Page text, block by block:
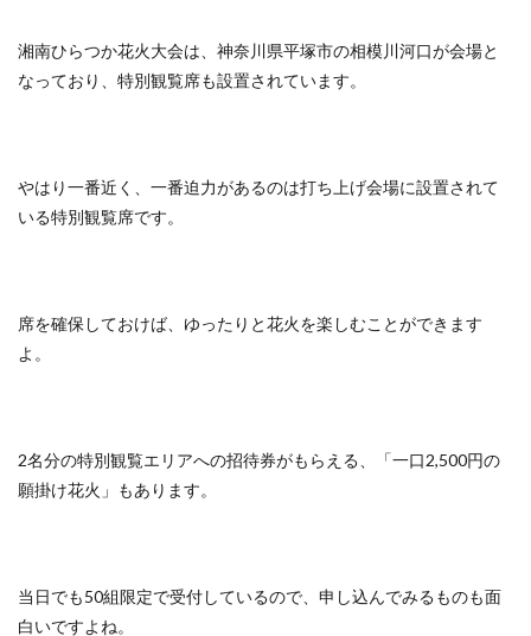
湘南ひらつか花火大会は、神奈川県平塚市の相模川河口が会場と
なっており、特別観覧席も設置されています。
やはり一番近く、一番迫力があるのは打ち上げ会場に設置されて
いる特別観覧席です。
席を確保しておけば、ゆったりと花火を楽しむことができます
よ。
2名分の特別観覧エリアへの招待券がもらえる、「一口2,500円の
願掛け花火」もあります。
当日でも50組限定で受付しているので、申し込んでみるものも面
白いですよね。